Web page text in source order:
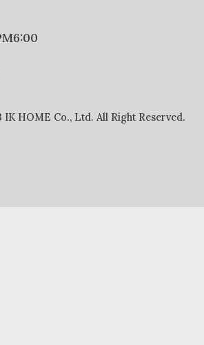
HOME Co., Ltd. All Right Reserved.